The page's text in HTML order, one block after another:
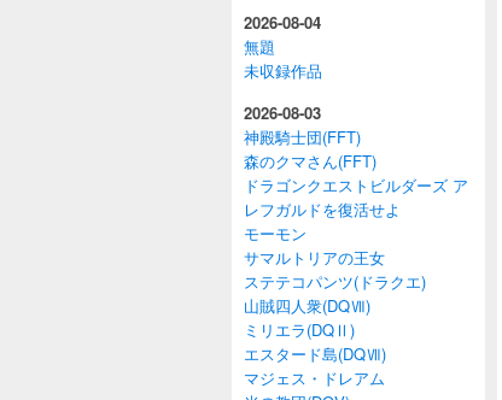
2026-08-04
無題
未収録作品
2026-08-03
神殿騎士団(FFT)
森のクマさん(FFT)
ドラゴンクエストビルダーズ ア
レフガルドを復活せよ
モーモン
サマルトリアの王女
ステテコパンツ(ドラクエ)
山賊四人衆(DQⅦ)
ミリエラ(DQⅡ)
エスタード島(DQⅦ)
マジェス・ドレアム